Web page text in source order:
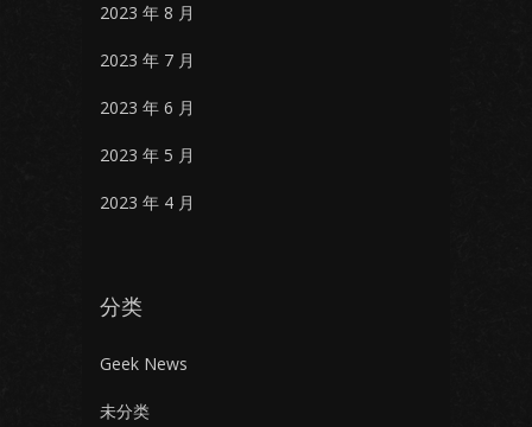
2023 年 8 月
2023 年 7 月
2023 年 6 月
2023 年 5 月
2023 年 4 月
分类
Geek News
未分类